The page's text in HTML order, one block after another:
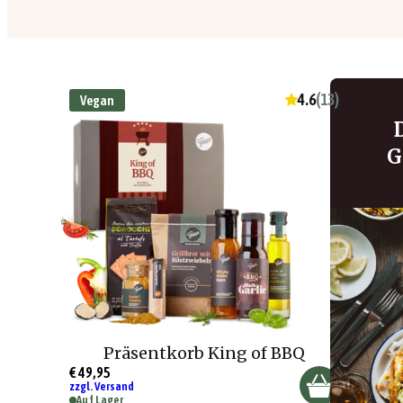
Vegan 4.6(13)
Präsentkorb King of BBQ
€ 49,95
zzgl. Versand
Auf Lager